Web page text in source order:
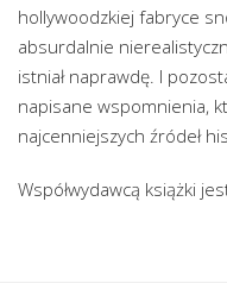
hollywoodzkiej fabryce
absurdalnie
istniał naprawdę. I
napisane wspomnienia,
najcenniejszych źródeł
Współwydawcą książki